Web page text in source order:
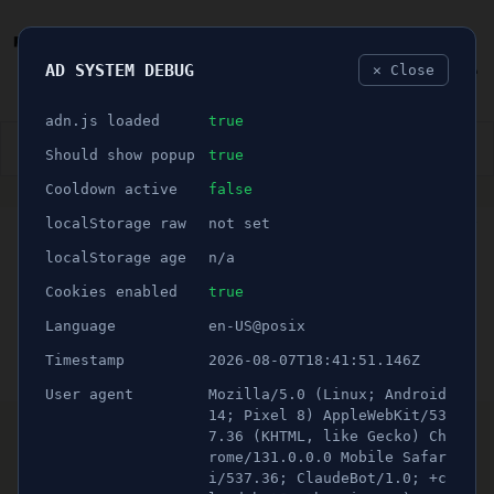
👮🏻‍♂️ BLÅLJUS ÅSIKTER SPORT
ANNONS
Vädervarning "Väntas
överstiga 30 grader"
Publicerad 17 juni 2021 02:00
Uppdaterad 16 juni 2026 23:27
Idag, tidigt på morgonen, gick SMHI ut med
vädervarningar i Sverige. Detta efter att nya
prognoser som tyder på att risker för
AD SYSTEM DEBUG ✕ Close
adn.js loaded true
Should show popup true
Cooldown active false
localStorage raw not set
localStorage age n/a
Cookies enabled true
Language en-US@posix
Timestamp 2026-08-07T18:41:51.146Z
User agent
Mozilla/5.0 (Linux; Android
14; Pixel 8) AppleWebKit/53
7.36 (KHTML, like Gecko) Ch
rome/131.0.0.0 Mobile Safar
i/537.36; ClaudeBot/1.0; +c